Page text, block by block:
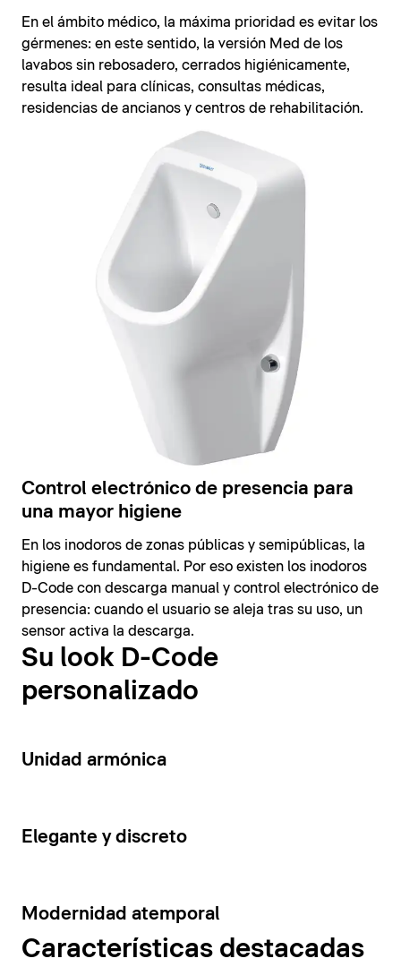
En el ámbito médico, la máxima prioridad es evitar los
gérmenes: en este sentido, la versión Med de los
lavabos sin rebosadero, cerrados higiénicamente,
resulta ideal para clínicas, consultas médicas,
residencias de ancianos y centros de rehabilitación.
Control electrónico de presencia para
una mayor higiene
En los inodoros de zonas públicas y semipúblicas, la
higiene es fundamental. Por eso existen los inodoros
D-Code con descarga manual y control electrónico de
presencia: cuando el usuario se aleja tras su uso, un
sensor activa la descarga.
Su look D-Code
personalizado
14
Unidad armónica
15
Elegante y discreto
10
Modernidad atemporal
Características destacadas